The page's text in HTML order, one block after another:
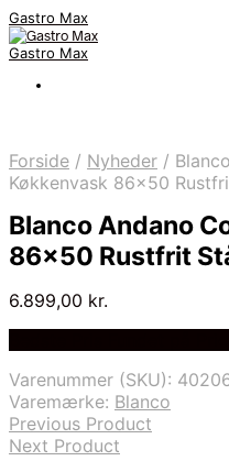
Gastro Max
Gastro Max
Forside / Nyheder /
Køkkenvask 86×50
Blanco Andano
86×50 Rustfrit
6.899,00 kr.
Varenummer (SKU):
Varemærke: Blanco
Previous Product
Next Product